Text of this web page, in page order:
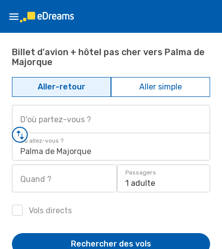
Billet d'avion + hôtel pas cher vers Palma de
Majorque
Aller-retour Aller simple
D'où partez-vous ?
Où allez-vous ?
Palma de Majorque
Quand ?
Passagers
1 adulte
Vols directs
Rechercher des vols